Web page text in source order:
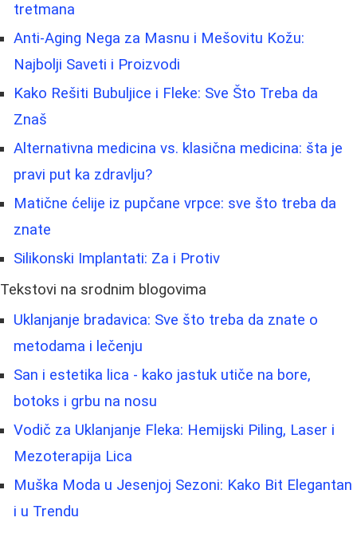
tretmana
Anti-Aging Nega za Masnu i Mešovitu Kožu:
Najbolji Saveti i Proizvodi
Kako Rešiti Bubuljice i Fleke: Sve Što Treba da
Znaš
Alternativna medicina vs. klasična medicina: šta je
pravi put ka zdravlju?
Matične ćelije iz pupčane vrpce: sve što treba da
znate
Silikonski Implantati: Za i Protiv
Tekstovi na srodnim blogovima
Uklanjanje bradavica: Sve što treba da znate o
metodama i lečenju
San i estetika lica - kako jastuk utiče na bore,
botoks i grbu na nosu
Vodič za Uklanjanje Fleka: Hemijski Piling, Laser i
Mezoterapija Lica
Muška Moda u Jesenjoj Sezoni: Kako Bit Elegantan
i u Trendu